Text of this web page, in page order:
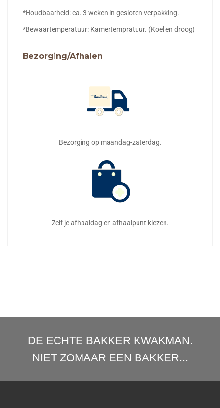
*Houdbaarheid: ca. 3 weken in gesloten verpakking.
*Bewaartemperatuur: Kamertempratuur. (Koel en droog)
Bezorging/Afhalen
Bezorging op maandag-zaterdag.
Zelf je afhaaldag en afhaalpunt kiezen.
DE ECHTE BAKKER KWAKMAN.
NIET ZOMAAR EEN BAKKER...